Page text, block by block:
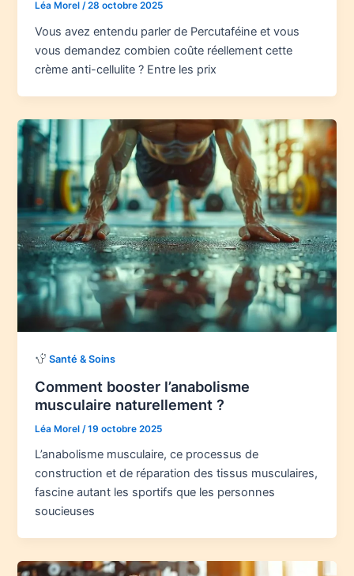
Léa Morel/28 octobre 2025
Vous avez entendu parler de Percutaféine et vous
vous demandez combien coûte réellement cette
crème anti-cellulite ? Entre les prix
Santé & Soins
Comment booster l’anabolisme
musculaire naturellement ?
Léa Morel /19 octobre 2025
L’anabolisme musculaire, ce processus de
construction et de réparation des tissus musculaires,
fascine autant les sportifs que les personnes
soucieuses